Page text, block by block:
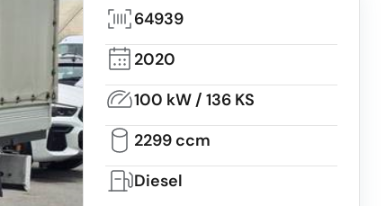
64939
2020
100 kW / 136 KS
2299 ccm
Diesel